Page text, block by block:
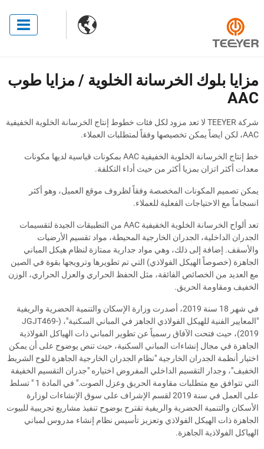

مزايا بلوك الخرسانة الخلوية / مزايا طوب
AAC
شركة TEEYER لا تعد مزود لكل فئات خطوط إنتاج الخرسانة الخلوية الخفيفية
AAC، لكن ايضاً يمكن تخصيصها وفقاً لمتطلبات العملاء.
خط إنتاج الخرسانة الخلوية الخفيفية AAC بمكونات قياسية لديها مكونات
معدات أكثر اتزان بمزيا أكثر من حيث أداء التكلفة.
يمكن تصميم المكونات المخصصة وفقاً لظروف موقع العميل، وهو أكثر
انسجاماً مع الاحتياجات الفعلية للعملاء.
تعد ألواح الخرسانة الخلوية الخفيفية AAC من التطبيقات الجيدة لتقسيمات
الجدران الداخلية، الجدران الخارجية المحيطة، مواد تقسيم الأرضيات
والأسقف. إضافة إلى ذلك، وهي مواد جدارية ممتازة لنظام هيكل المباني
الجاهزة (خصوصاً الهيكل الفولاذي) التي تم تطويرها وترويجها بقوة في الصين
مع العديد من الخصائص الفائقة، مثل الحفظ الحراري والعزل الحراري، الوزن
الخفيف ومقاومة الحريق.
في شهر 18 سنة 2019، أصدرت وزارة الإسكان والتنمية الحضرية والريفية
"المعايير الفنية للهيكل الفولاذي الجاهز في المباني السكنية"، (JGJT469-
2019)، حيث فتحت الآفاق رسمياً عن تطوير المباني ذات الهياكل الفولاذية
الجاهزة في مجال إنشاءات المباني السكنية، حيث تنص يوضوح على أن يمكن
اختيار أنظمة الجدران الخارجية "نظام الجدران الخارجية الجاهزة للوح الشريط
الخفيف"، وجدار التقسيم الداخلي المفروض اختياره "جدران التقسيم الخفيفة
التي تتوافق مع متطلبات مقاومة الحريق وعزل الصوت." في المادة 1 " تسلط
على العمل في سنة 2019 لقسم الإشراف على سوق الإنشاءات لوزارة
الأسكان والتنمية الحضرية والريفية تقترح بوضوح تنفيذ مشاريع تجريبية للبيوت
الجاهزة ذات الهيكل الفولاذي وتعزيز تأسيس نظام إنشاء مدروس لمباني
الهياكل الفولاذية الجاهزة.